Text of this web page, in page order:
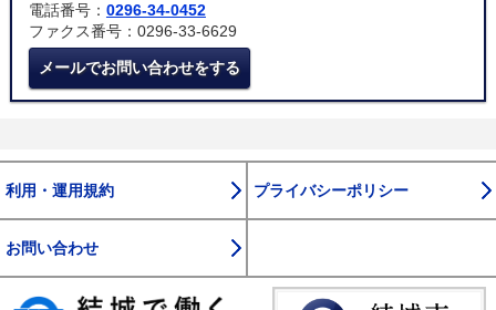
電話番号： 0296-34-0452
ファクス番号：0296-33-6629
メールでお問い合わせをする
利用・運用規約 プライバシーポリシー
お問い合わせ